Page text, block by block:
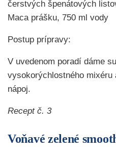
čerstvých špenátových
Maca prášku, 750 ml vody
Postup prípravy:
V uvedenom poradí dáme
vysokorýchlostného mixéru
nápoj.
Recept č. 3
Voňavé zelené